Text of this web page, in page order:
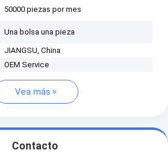
50000 piezas por mes
Una bolsa una pieza
JIANGSU, China
OEM Service
Vea más
Contacto